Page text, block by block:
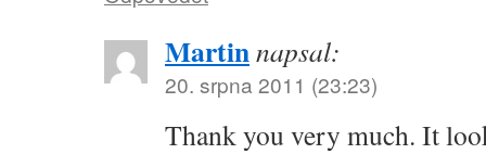
Martinnapsal:
20. srpna 2011 (23:23)
Thank you very much. It